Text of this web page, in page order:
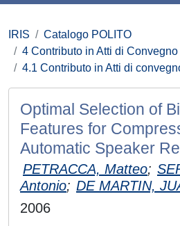
IRIS
Catalogo POLITO
4 Contributo in Atti di
4.1 Contributo in Atti di
Optimal Selection of
Features for
Automatic Speaker
PETRACCA, Matteo;
Antonio; DE MARTIN,
2006